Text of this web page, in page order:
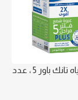
شمعة فلتر مياه تانك باور 5 ، عدد